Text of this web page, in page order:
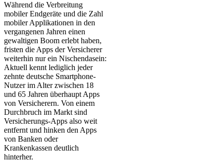
Während die Verbreitung
mobiler Endgeräte und die Zahl
mobiler Applikationen in den
vergangenen Jahren einen
gewaltigen Boom erlebt haben,
fristen die Apps der Versicherer
weiterhin nur ein Nischendasein:
Aktuell kennt lediglich jeder
zehnte deutsche Smartphone-
Nutzer im Alter zwischen 18
und 65 Jahren überhaupt Apps
von Versicherern. Von einem
Durchbruch im Markt sind
Versicherungs-Apps also weit
entfernt und hinken den Apps
von Banken oder
Krankenkassen deutlich
hinterher.